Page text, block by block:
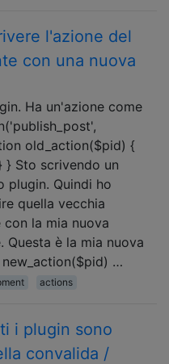
l'azione del
con una nuova
Ha un'azione come
old_action($pid) {
} Sto scrivendo un
plugin. Quindi ho
quella vecchia
la mia nuova
Questa è la mia nuova
…
actions
i plugin sono
convalida /